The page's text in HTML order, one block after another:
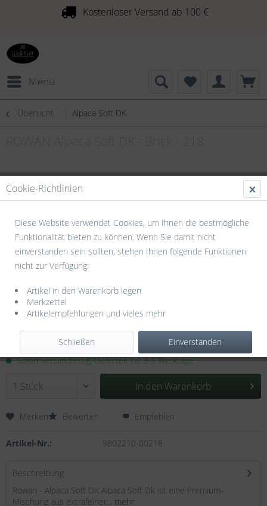
Kostenloser Versand ab 100 €
Menü
Übersicht Alpaca Soft DK
10,55 € *
Inhalt:0.05 Kilogramm (211,00 € * / 1 Kilogramm)
zzgl. Versandkosten
Sofort versandfertig, Lieferzeit ca. 3-5 Werktage
In den Warenkorb
Merken Bewerten Empfehlen
Artikel-Nr.: 9802210-00218
Beschreibung
Rowan - Alpaca Soft DK Alpaca Soft Dk ist eine Premium-
Mischung aus extrafeiner... mehr
Cookie-Richtlinien
Diese Website verwendet Cookies, um Ihnen die bestmögliche
Funktionalität bieten zu können. Wenn Sie damit nicht
einverstanden sein sollten, stehen Ihnen folgende Funktionen
nicht zur Verfügung:
Artikel in den Warenkorb legen
Merkzettel
Artikelempfehlungen und vieles mehr
Einverstanden
Schließen